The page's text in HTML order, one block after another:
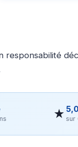
responsabilité
★ sur